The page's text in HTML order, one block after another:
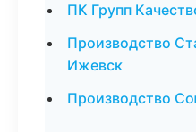
ПК Групп
Производство
Ижевск
Производство